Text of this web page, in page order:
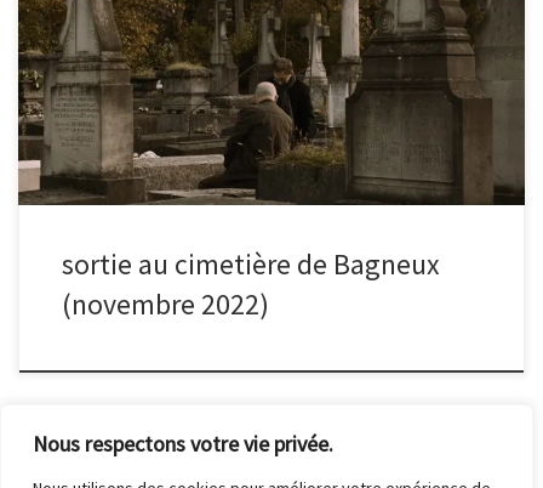
Nous respectons votre vie privée.
sortie au cimetière de Bagneux
(novembre 2022)